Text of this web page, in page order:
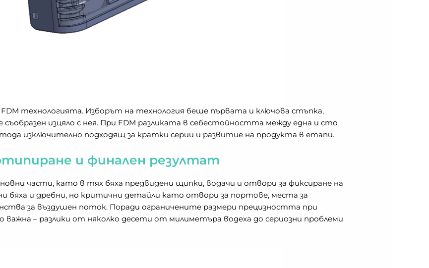
технологията. Изборът на технология беше първата и ключова стъпка,
изцяло с нея. При FDM разликата в себестойността между една и сто
изключително подходящ за кратки серии и развитие на продукта в етапи.
и финален резултат
части, като в тях бяха предвидени щипки, водачи и отвори за фиксиране на
бяха и дребни, но критични детайли като отвори за портове, места за
за въздушен поток. Поради ограничените размери прецизността при
– разлики от няколко десети от милиметъра водеха до сериозни проблеми